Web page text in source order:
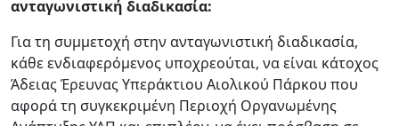
ανταγωνιστική διαδικασία:
Για τη συμμετοχή στην ανταγωνιστική διαδικασία,
κάθε ενδιαφερόμενος υποχρεούται, να είναι κάτοχος
Άδειας Έρευνας Υπεράκτιου Αιολικού Πάρκου που
αφορά τη συγκεκριμένη Περιοχή Οργανωμένης